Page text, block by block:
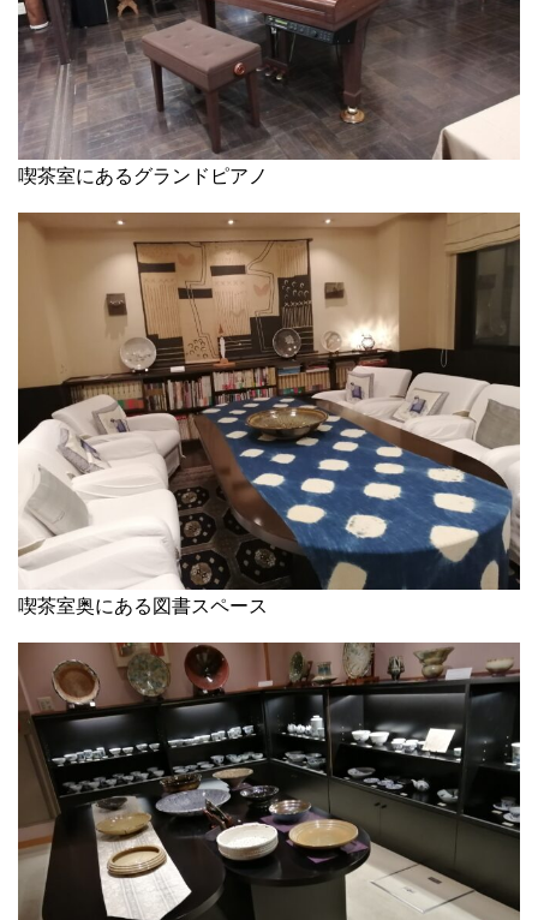
喫茶室にあるグランドピアノ
喫茶室奥にある図書スペース